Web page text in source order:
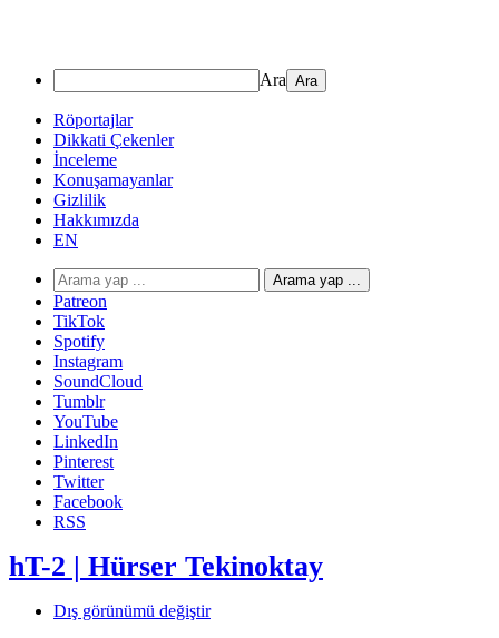
Ara
Röportajlar
Dikkati Çekenler
İnceleme
Konuşamayanlar
Gizlilik
Hakkımızda
EN
Arama yap ...
Patreon
TikTok
Spotify
Instagram
SoundCloud
Tumblr
YouTube
LinkedIn
Pinterest
Twitter
Facebook
RSS
hT-2 | Hürser Tekinoktay
Dış görünümü değiştir